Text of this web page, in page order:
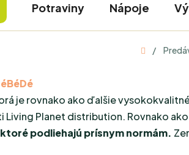
Potraviny Nápoje
Domov
/
je rovnako ako ďalšie
Planet distribution. Rovnako
podliehajú prísnym normám.